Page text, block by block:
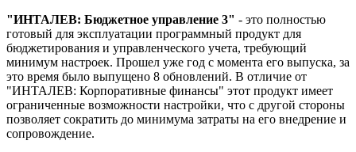
"ИНТАЛЕВ: Бюджетное управление 3" - это полностью
готовый для эксплуатации программный продукт для
бюджетирования и управленческого учета, требующий
минимум настроек. Прошел уже год с момента его выпуска, за
это время было выпущено 8 обновлений. В отличие от
"ИНТАЛЕВ: Корпоративные финансы" этот продукт имеет
ограниченные возможности настройки, что с другой стороны
позволяет сократить до минимума затраты на его внедрение и
сопровождение.